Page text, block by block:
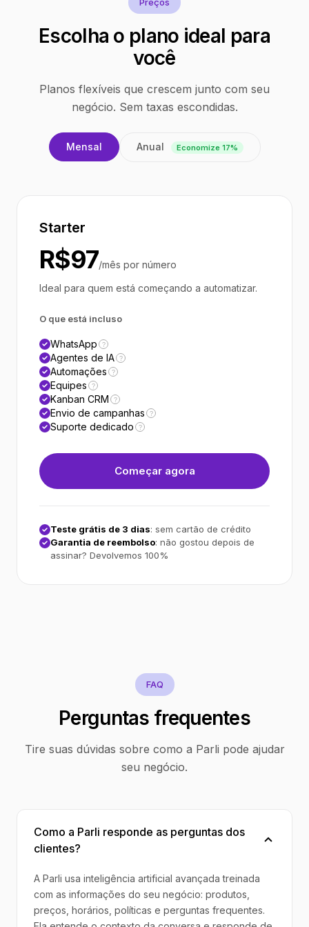
Escolha o plano ideal para
você
Planos flexíveis que crescem junto com seu
negócio. Sem taxas escondidas.
Mensal Anual Economize 17%
Starter
R$97/mês por número
Ideal para quem está começando a automatizar.
O que está incluso
WhatsApp ?
Agentes de IA ?
Automações ?
Equipes ?
Kanban CRM ?
Envio de campanhas ?
Suporte dedicado ?
Começar agora
Teste grátis de 3 dias: sem cartão de crédito
Garantia de reembolso: não gostou depois de
assinar? Devolvemos 100%
FAQ
Perguntas frequentes
Tire suas dúvidas sobre como a Parli pode ajudar
seu negócio.
Como a Parli responde as perguntas dos
clientes?
A Parli usa inteligência artificial avançada treinada
com as informações do seu negócio: produtos,
preços, horários, políticas e perguntas frequentes.